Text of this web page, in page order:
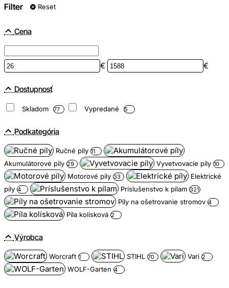
Filter Reset
Cena
€ €
Dostupnosť
Skladom 77 Vypredané 5
Podkategória
Ručné píly 11
Akumulátorové píly 29 Vyvetvovacie píly 10
Motorové píly 33
Elektrické
píly 4 Príslušenstvo k pílam 321
Píly na ošetrovanie stromov 4
Píla kolísková 2
Výrobca
Worcraft 1 STIHL 70 Vari 2
WOLF-Garten 4